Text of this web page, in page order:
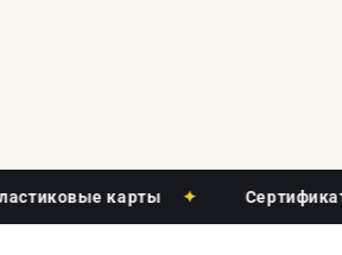
карты ✦ Сертификаты ✦